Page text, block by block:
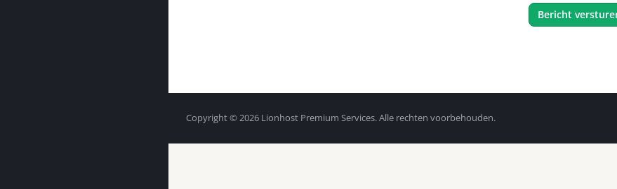
Bericht
Copyright © 2026 Lionhost Premium Services. Alle rechten voorbehouden.